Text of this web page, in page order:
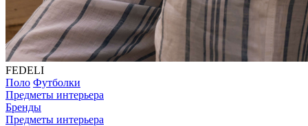
FEDELI
Поло Футболки
Предметы интерьера
Бренды
Предметы интерьера